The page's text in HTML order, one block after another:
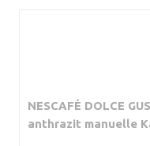
NESCAFÉ DOLCE
anthrazit manuelle